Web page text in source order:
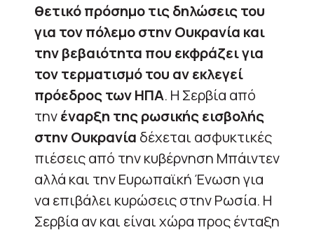
θετικό πρόσημο τις δηλώσεις του
για τον πόλεμο στην Ουκρανία και
την βεβαιότητα που εκφράζει για
τον τερματισμό του αν εκλεγεί
πρόεδρος των ΗΠΑ. Η Σερβία από
τηνέναρξη της ρωσικής εισβολής
στην Ουκρανία δέχεται ασφυκτικές
πιέσεις από την κυβέρνηση Μπάιντεν
αλλά και την Ευρωπαϊκή Ένωση για
να επιβάλει κυρώσεις στην Ρωσία. Η
Σερβία αν και είναι χώρα προς ένταξη